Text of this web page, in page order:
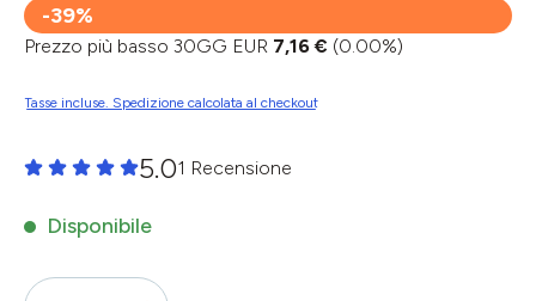
-39%
Prezzo più basso 30GG EUR 7,16 € (0.00%)
Tasse incluse. Spedizione calcolata al checkout
5.01 Recensione
Disponibile